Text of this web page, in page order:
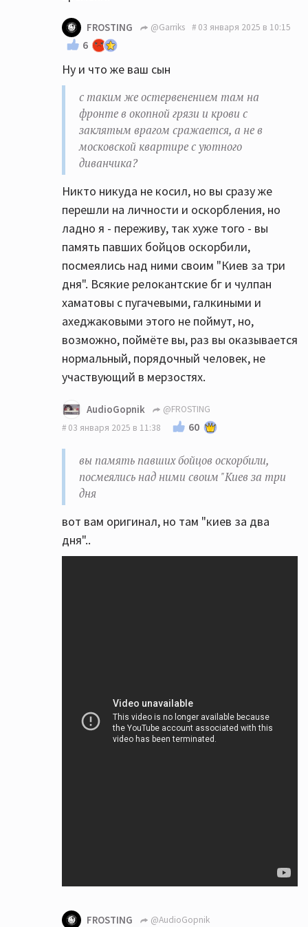
FROSTING @Garriks 03 января 2025 в 10:15
6
Ну и что же ваш сын
с таким же остервенением там на
фронте в окопной грязи и крови с
заклятым врагом сражается, а не в
московской квартире с уютного
диванчика?
Никто никуда не косил, но вы сразу же
перешли на личности и оскорбления, но
ладно я - переживу, так хуже того - вы
память павших бойцов оскорбили,
посмеялись над ними своим "Киев за три
дня". Всякие релокантские бг и чулпан
хаматовы с пугачевыми, галкиными и
ахеджаковыми этого не поймут, но,
возможно, поймёте вы, раз вы оказывается
нормальный, порядочный человек, не
участвующий в мерзостях.
AudioGopnik
@FROSTING
03 января 2025 в 11:38
60
вы память павших бойцов оскорбили,
посмеялись над ними своим "Киев за три
дня
вот вам оригинал, но там "киев за два
дня"..
FROSTING
@AudioGopnik